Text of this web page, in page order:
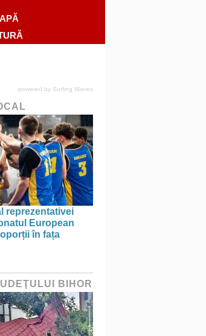
powered by Surfing Waves
reprezentativei
European
în fața
BIHOR